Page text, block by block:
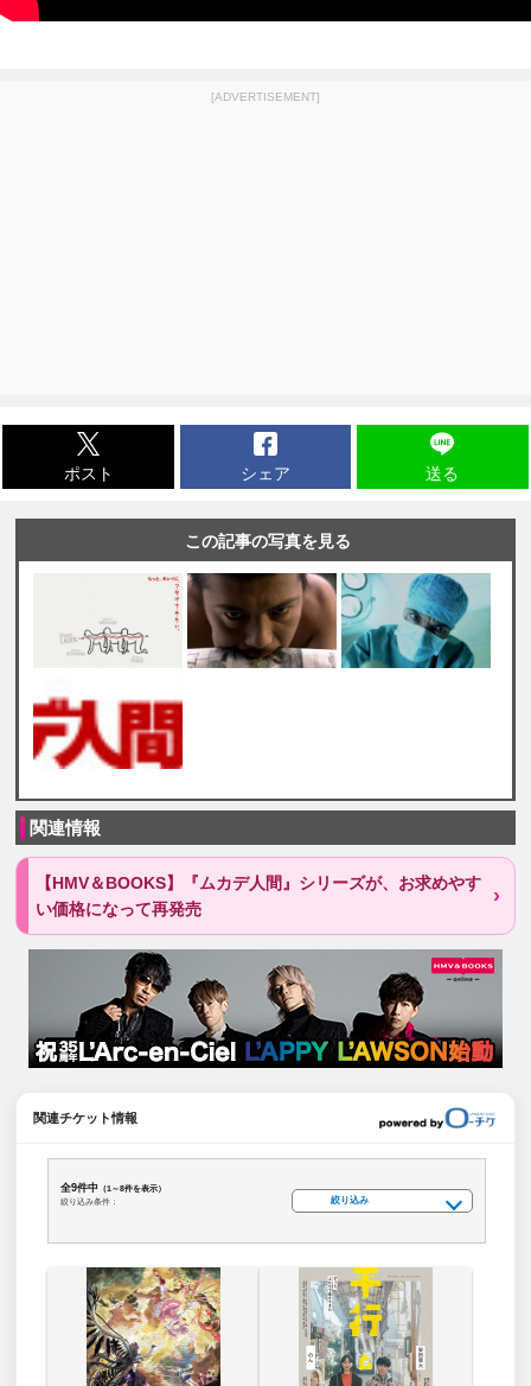
[ADVERTISEMENT]
ポスト シェア 送る
この記事の写真を見る
関連情報
【HMV＆BOOKS】『ムカデ人間』シリーズが、お求めやす
い価格になって再発売
関連チケット情報
全9件中 （1～8件を表示）
絞り込み条件：
絞り込み